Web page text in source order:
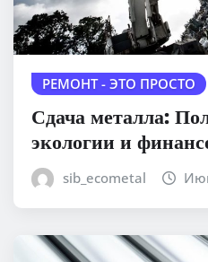
РЕМОНТ - ЭТО ПРОСТО
Сдача металла:
экологии и
sib_ecometal